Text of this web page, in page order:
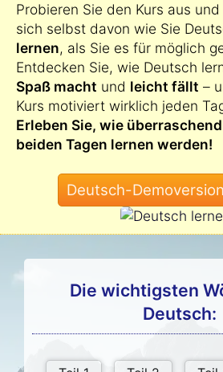
Probieren Sie den Kurs aus
sich selbst davon wie Sie
lernen, als Sie es für möglich
Entdecken Sie, wie Deutsch
Spaß macht und leicht fällt –
Kurs motiviert wirklich jeden
Erleben Sie, wie
beiden Tagen lernen werden!
Die wichtigsten
Deutsch: